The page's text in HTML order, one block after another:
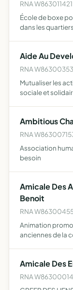
RNA
École de boxe
dans les
Aide Au
RNA
Mutualiser les
sociale et
Ambitious
RNA
Association
besoin
Amicale Des
Benoit
RNA
Animation
anciennes de la
Amicale Des
RNA